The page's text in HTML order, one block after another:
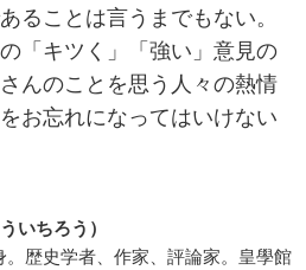
ることは言うまでもない。
「キツく」「強い」意見の
んのことを思う人々の熱情
お忘れになってはいけない
ちろう）
歴史学者、作家、評論家。皇學館